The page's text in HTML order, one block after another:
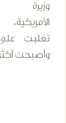
وزيرة
تغلبت
وأصبحت